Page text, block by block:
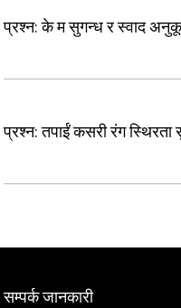
प्रश्न: के म सुगन्ध र स्वाद
प्रश्न: तपाईं कसरी रंग स्थिरता
सम्पर्क जानकारी